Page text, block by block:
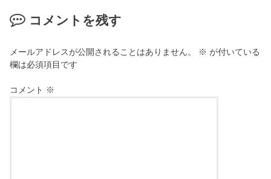
コメントを残す
メールアドレスが公開されることはありません。 ※ が付いている
欄は必須項目です
コメント ※